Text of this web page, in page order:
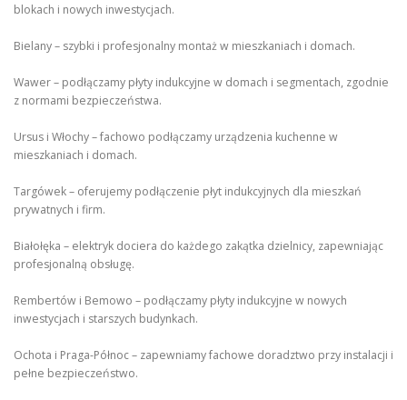
blokach i nowych inwestycjach.
Bielany – szybki i profesjonalny montaż w mieszkaniach i domach.
Wawer – podłączamy płyty indukcyjne w domach i segmentach, zgodnie
z normami bezpieczeństwa.
Ursus i Włochy – fachowo podłączamy urządzenia kuchenne w
mieszkaniach i domach.
Targówek – oferujemy podłączenie płyt indukcyjnych dla mieszkań
prywatnych i firm.
Białołęka – elektryk dociera do każdego zakątka dzielnicy, zapewniając
profesjonalną obsługę.
Rembertów i Bemowo – podłączamy płyty indukcyjne w nowych
inwestycjach i starszych budynkach.
Ochota i Praga-Północ – zapewniamy fachowe doradztwo przy instalacji i
pełne bezpieczeństwo.